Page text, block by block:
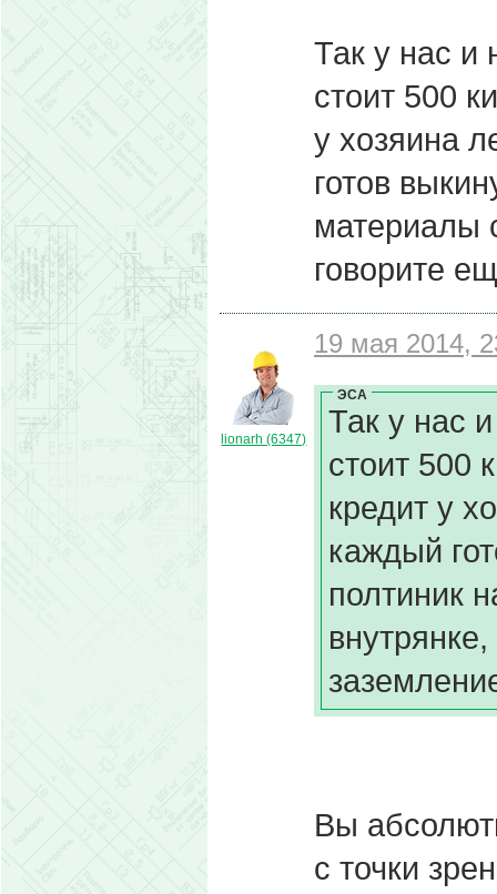
Так у нас и
стоит 500
у хозяина
готов
материалы
говорите
lionarh (6347)
19 мая 2014,
ЭСА
Так у нас
стоит 500
кредит у
каждый
полтиник
Вы
с точки